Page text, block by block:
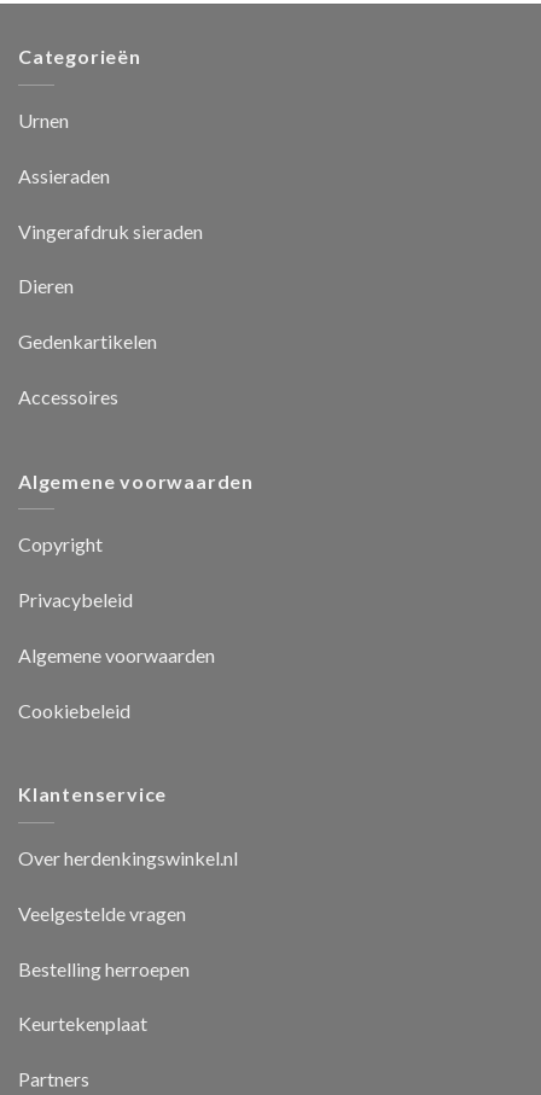
Categorieën
Urnen
Assieraden
Vingerafdruk sieraden
Dieren
Gedenkartikelen
Accessoires
Algemene voorwaarden
Copyright
Privacybeleid
Algemene voorwaarden
Cookiebeleid
Klantenservice
Over herdenkingswinkel.nl
Veelgestelde vragen
Bestelling herroepen
Keurtekenplaat
Partners